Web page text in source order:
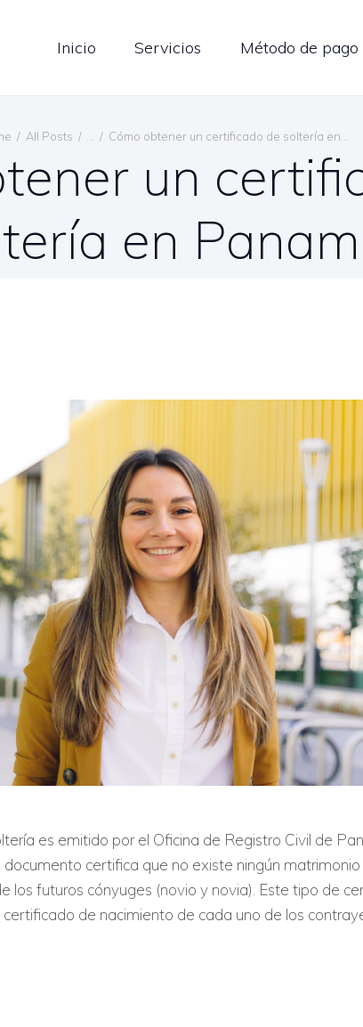
Inicio Servicios Método de pago
All Posts Cómo obtener un certificado de soltería en...
un
en
es emitido por el Oficina de Registro Civil de
certifica que no existe ningún
los futuros cónyuges (novio y novia). Este tipo de
de nacimiento de cada uno de los